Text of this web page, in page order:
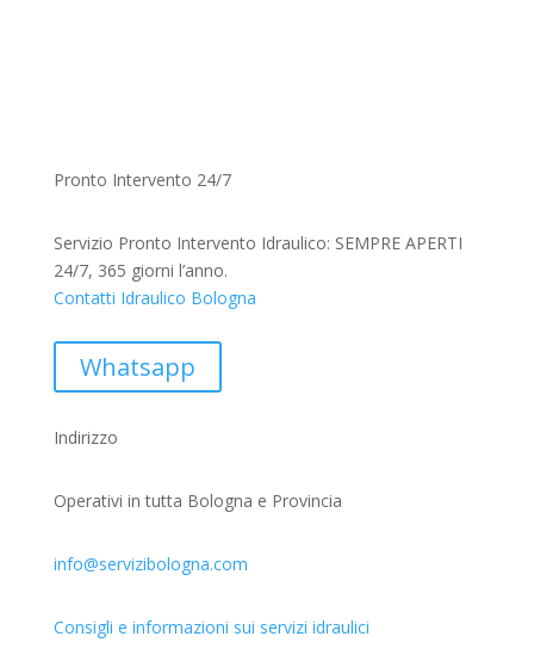
Pronto Intervento 24/7
Servizio Pronto Intervento Idraulico: SEMPRE APERTI
24/7, 365 giorni l’anno.
Contatti Idraulico Bologna
Whatsapp
Indirizzo
Operativi in tutta Bologna e Provincia
info@servizibologna.com
Consigli e informazioni sui servizi idraulici